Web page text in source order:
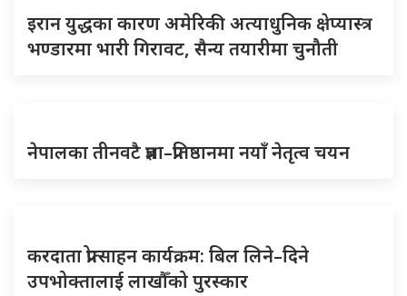
इरान युद्धका कारण अमेरिकी अत्याधुनिक क्षेप्यास्त्र
भण्डारमा भारी गिरावट, सैन्य तयारीमा चुनौती
नेपालका तीनवटै प्रज्ञा–प्रतिष्ठानमा नयाँ नेतृत्व चयन
करदाता प्रोत्साहन कार्यक्रम: बिल लिने–दिने
उपभोक्तालाई लाखौँको पुरस्कार